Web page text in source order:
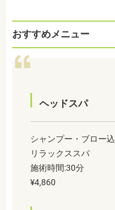
おすすめメニュー
ヘッドスパ
シャンプー・ブロー込
リラックススパ
施術時間:30分
¥4,860